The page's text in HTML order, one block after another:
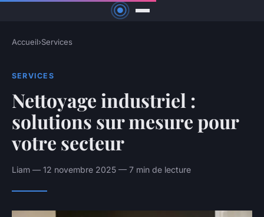
Accueil›Services
SERVICES
Nettoyage industriel :
solutions sur mesure pour
votre secteur
Liam — 12 novembre 2025 — 7 min de lecture